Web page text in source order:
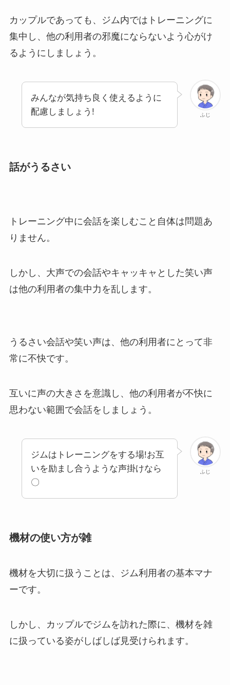
カップルであっても、ジム内ではトレーニングに
集中し、他の利用者の邪魔にならないよう心がけ
るようにしましょう。
ふじ
みんなが気持ち良く使えるように
配慮しましょう!
話がうるさい
トレーニング中に会話を楽しむこと自体は問題あ
りません。
しかし、大声での会話やキャッキャとした笑い声
は他の利用者の集中力を乱します。
うるさい会話や笑い声は、他の利用者にとって非
常に不快です。
互いに声の大きさを意識し、他の利用者が不快に
思わない範囲で会話をしましょう。
ふじ
ジムはトレーニングをする場!お互
いを励まし合うような声掛けなら
〇
機材の使い方が雑
機材を大切に扱うことは、ジム利用者の基本マナ
ーです。
しかし、カップルでジムを訪れた際に、機材を雑
に扱っている姿がしばしば見受けられます。